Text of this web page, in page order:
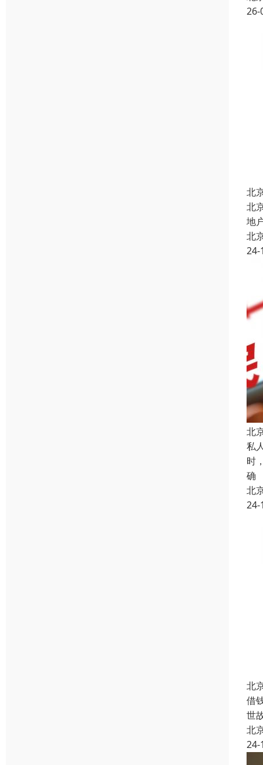
26-
北
北
地
北
24-
北
私
时
确
北
24-
北
借
世
北
24-